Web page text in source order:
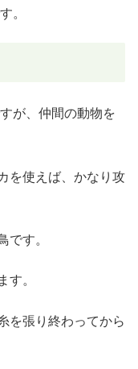
。
が、仲間の動物を
を使えば、かなり攻
です。
す。
を張り終わってから